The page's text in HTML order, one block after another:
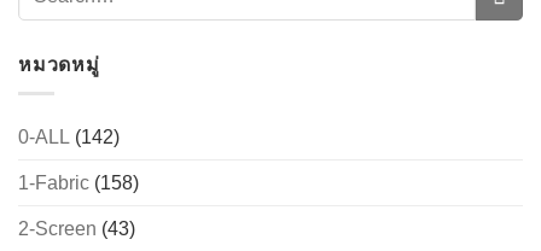
หมวดหมู่
0-ALL (142)
1-Fabric (158)
2-Screen (43)
CONTACT US